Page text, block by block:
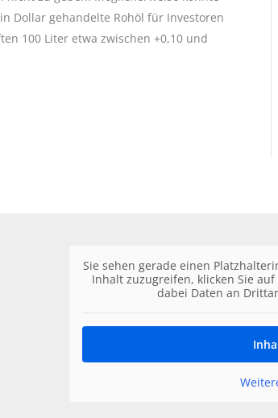
Dollar gehandelte Rohöl für Investoren
100 Liter etwa zwischen +0,10 und
Sie sehen gerade einen
Inhalt zuzugreifen, klicken Sie
dabei Daten an